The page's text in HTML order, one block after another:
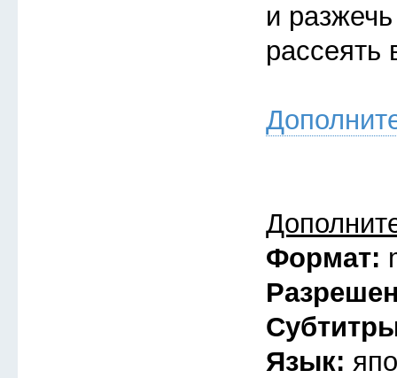
и
рассеять
Формат:
Язык: